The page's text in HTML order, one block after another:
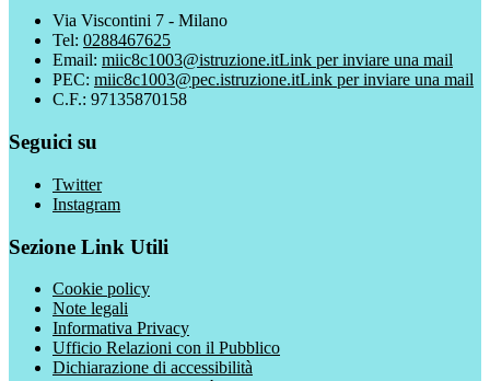
Via Viscontini 7 - Milano
Tel: 0288467625
Email: miic8c1003@istruzione.itLink per inviare una mail
PEC: miic8c1003@pec.istruzione.itLink per inviare una mail
C.F.: 97135870158
Seguici su
Twitter
Instagram
Sezione Link Utili
Cookie policy
Note legali
Informativa Privacy
Ufficio Relazioni con il Pubblico
Dichiarazione di accessibilità